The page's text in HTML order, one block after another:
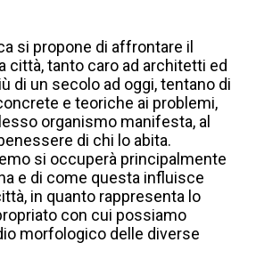
si propone di affrontare il
città, tanto caro ad architetti ed
di un secolo ad oggi, tentano di
e teoriche ai problemi,
organismo manifesta, al
di chi lo abita.
si occuperà principalmente
e di come questa influisce
in quanto rappresenta lo
con cui possiamo
morfologico delle diverse